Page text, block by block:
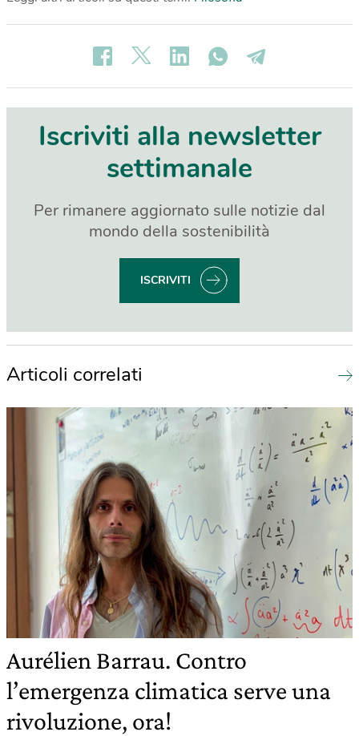
Iscriviti alla newsletter
settimanale
Per rimanere aggiornato sulle notizie dal
mondo della sostenibilità
ISCRIVITI
Articoli correlati
Aurélien Barrau. Contro
l’emergenza climatica serve una
rivoluzione, ora!